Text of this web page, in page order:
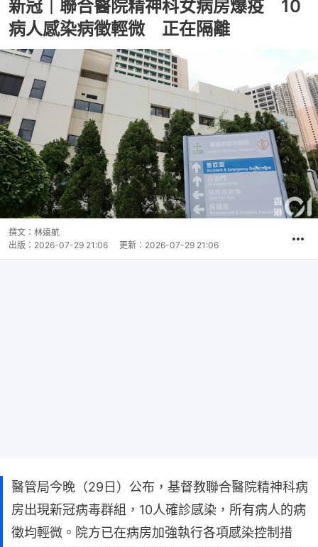
新冠｜聯合醫院精神科女病房爆疫 10
病人感染病徵輕微 正在隔離
撰文： 林遠航
出版： 2026-07-29 21:06 更新： 2026-07-29 21:06
醫管局今晚（29日）公布，基督教聯合醫院精神科病
房出現新冠病毒群組，10人確診感染，所有病人的病
徵均輕微。院方已在病房加強執行各項感染控制措